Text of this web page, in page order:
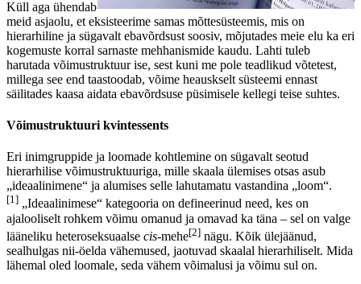
Küll aga ühendab
meid asjaolu, et eksisteerime samas mõttesüsteemis, mis on
hierarhiline ja sügavalt ebavõrdsust soosiv, mõjutades meie elu ka eri
kogemuste korral sarnaste mehhanismide kaudu. Lahti tuleb
harutada võimustruktuur ise, sest kuni me pole teadlikud võtetest,
millega see end taastoodab, võime heauskselt süsteemi ennast
säilitades kaasa aidata ebavõrdsuse püsimisele kellegi teise suhtes.
Võimustruktuuri kvintessents
Eri inimgruppide ja loomade kohtlemine on sügavalt seotud
hierarhilise võimustruktuuriga, mille skaala ülemises otsas asub
„ideaalinimene“ ja alumises selle lahutamatu vastandina „loom“.
[1] „Ideaalinimese“ kategooria on defineerinud need, kes on
ajalooliselt rohkem võimu omanud ja omavad ka täna – sel on valge
lääneliku heteroseksuaalse cis-mehe[2] nägu. Kõik ülejäänud,
sealhulgas nii-öelda vähemused, jaotuvad skaalal hierarhiliselt. Mida
lähemal oled loomale, seda vähem võimalusi ja võimu sul on.